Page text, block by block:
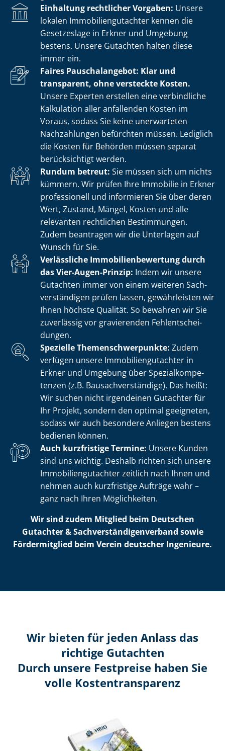
Einhaltung rechtlicher Vorgaben: Unsere
lokalen Im­mo­bi­li­en­gut­ach­ter kennen die
Gesetzeslage in Erkner und Umgebung
bestens. Unsere Gutachten halten diese
immer ein.
Faires Pauschalangebot: Klar und
transparent, ohne versteckte Kosten.
Unsere Experten erstellen eine verbindliche
Kalkulation aller anfallenden Kosten im
Voraus, sodass Sie keine unerwarteten
Nachzahlungen befürchten müssen. Lediglich
die Kosten für Behörden müssen separat
berücksichtigt werden.
Rundum betreut: Sie müssen sich um nichts
kümmern. Wir prüfen Ihre Immobilie in Erkner
professionell und informieren Sie über deren
Wert, Zustand, Mängel, Kosten und alle
relevanten rechtlichen Bestimmungen.
Zudem beantragen wir die Unterlagen auf
Wunsch für Sie.
Verlässliche Im­mo­bi­li­en­be­wer­tung durch
das Vier-Augen-Prinzip: Indem wir unsere
Gutachten immer von einem weiteren Sach­
ver­stän­di­gen prüfen lassen, gewährleisten wir
Ihnen höchste Qualität. So bewahren wir Sie
zuverlässig vor gravierenden Fehl­ent­schei­
dun­gen.
Spezielle The­men­schwer­punk­te: Zudem
verfügen unsere Im­mo­bi­li­en­gut­ach­ter in
Erkner und Umgebung über Spe­zi­al­kom­pe­
ten­zen (z.B. Bau­sach­ver­stän­di­ge). Das heißt:
Wir suchen nicht irgendeinen Gutachter für
Ihr Projekt, sondern den optimal geeigneten,
sodass wir auch besondere Anliegen bestens
bedienen können.
Auch kurzfristige Termine: Unsere Kunden
sind uns wichtig. Deshalb richten sich unsere
Im­mo­bi­li­en­gut­ach­ter zeitlich nach Ihnen und
nehmen auch kurzfristige Aufträge wahr –
ganz nach Ihren Möglichkeiten.
Wir sind zudem Mitglied beim Deutschen
Gutachter & Sach­ver­stän­di­gen­ver­band sowie
Fördermitglied beim Verein deutscher Ingenieure.
Wir bieten für jeden Anlass das
richtige Gutachten
Durch unsere Festpreise haben Sie
volle Kosten­transparenz